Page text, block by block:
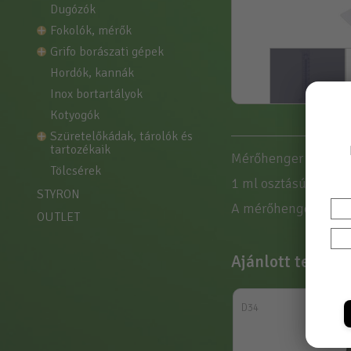
Mérőhenger 100ml
1 ml osztású
A mérőhenger a
Ajánlott
D34
dugózók
fokolók, mérők
grifo borászati gépek
hordók, kannák
inox bortartályok
kotyogók
szüretelőkádak, tárolók és
tartozékaik
tölcsérek
STYRON
OUTLET